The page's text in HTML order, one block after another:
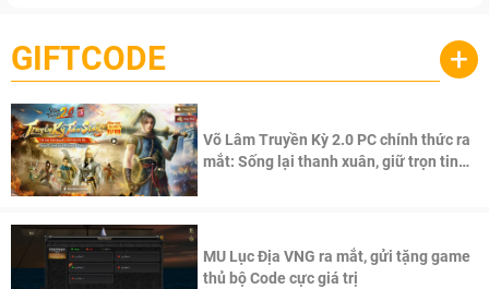
GIFTCODE +
Võ Lâm Truyền Kỳ 2.0 PC chính thức ra
mắt: Sống lại thanh xuân, giữ trọn tinh
MU Lục Địa VNG ra mắt, gửi tặng game
thủ bộ Code cực giá trị